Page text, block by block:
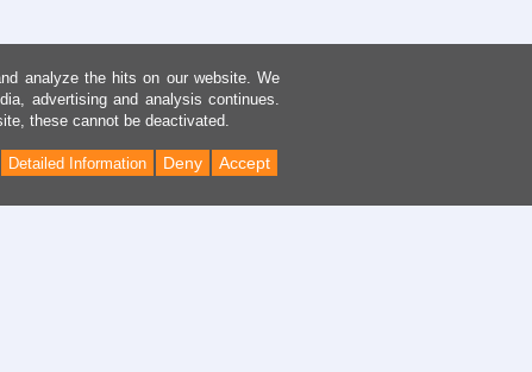
analyze the hits on our website. We
advertising and analysis continues.
these cannot be deactivated.
Accept
Deny
Detailed Information